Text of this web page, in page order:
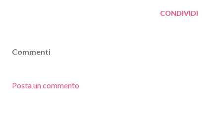
CONDIVIDI
Commenti
Posta un commento